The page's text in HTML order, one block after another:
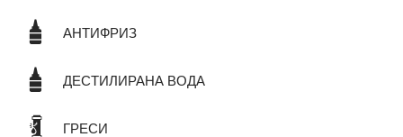
АНТИФРИЗ
ДЕСТИЛИРАНА ВОДА
ГРЕСИ